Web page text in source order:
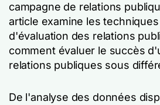
campagne de relations
article examine les
d'évaluation des relations
comment évaluer le succès
relations publiques sous
De l'analyse des données